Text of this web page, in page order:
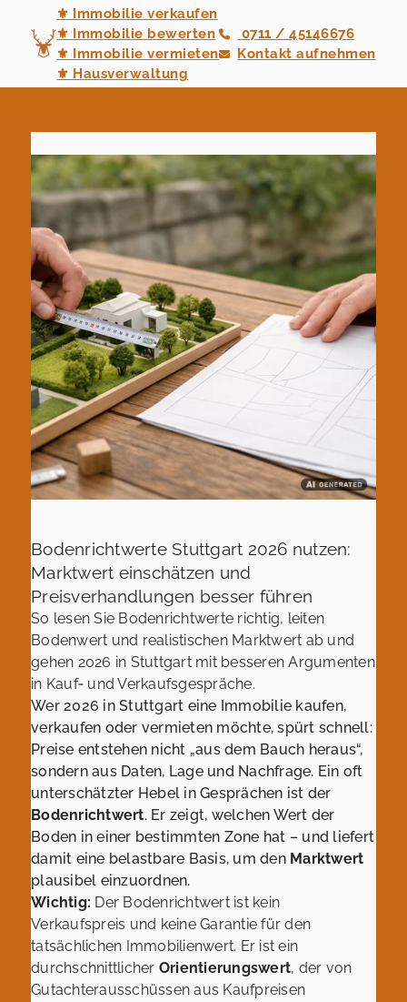
⚜ Immobilie verkaufen
⚜ Immobilie bewerten
⚜ Immobilie vermieten
⚜ Hausverwaltung
0711 / 45146676
Kontakt aufnehmen
Bodenrichtwerte Stuttgart 2026 nutzen:
Marktwert einschätzen und
Preisverhandlungen besser führen
So lesen Sie Bodenrichtwerte richtig, leiten
Bodenwert und realistischen Marktwert ab und
gehen 2026 in Stuttgart mit besseren Argumenten
in Kauf‑ und Verkaufsgespräche.
Wer 2026 in Stuttgart eine Immobilie kaufen,
verkaufen oder vermieten möchte, spürt schnell:
Preise entstehen nicht „aus dem Bauch heraus“,
sondern aus Daten, Lage und Nachfrage. Ein oft
unterschätzter Hebel in Gesprächen ist der
Bodenrichtwert. Er zeigt, welchen Wert der
Boden in einer bestimmten Zone hat – und liefert
damit eine belastbare Basis, um den Marktwert
plausibel einzuordnen.
Wichtig: Der Bodenrichtwert ist kein
Verkaufspreis und keine Garantie für den
tatsächlichen Immobilienwert. Er ist ein
durchschnittlicher Orientierungswert, der von
Gutachterausschüssen aus Kaufpreisen